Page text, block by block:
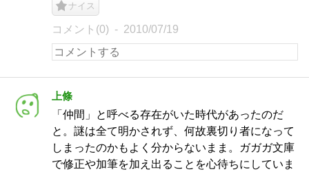
ナイス
コメント(0) 2010/07/19
上條
「仲間」と呼べる存在がいた時代があったのだ
と。謎は全て明かされず、何故裏切り者になって
しまったのかもよく分からないまま。ガガガ文庫
で修正や加筆を加え出ることを心待ちにしていま